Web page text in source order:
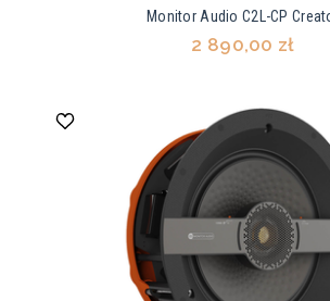
Monitor Audio C2L-CP
2 890,00 zł